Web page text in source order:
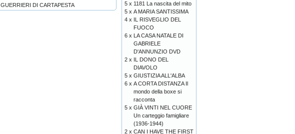
GUERRIERI DI CARTAPESTA
5 x 1181 La nascita del mito
5 x A MARIA SANTISSIMA
4 x IL RISVEGLIO DEL
FUOCO
6 x LA CASA NATALE DI
GABRIELE
D'ANNUNZIO DVD
2 x IL DONO DEL
DIAVOLO
5 x GIUSTIZIA ALL'ALBA
6 x A CORTA DISTANZA Il
mondo della boxe si
racconta
5 x GIÀ VINTI NEL CUORE
Un carteggio famigliare
(1936-1944)
2 x CAN I HAVE THE FIRST